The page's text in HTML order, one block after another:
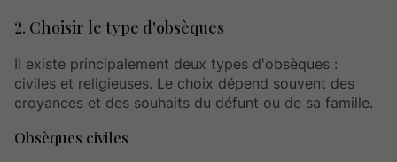
2. Choisir le type d'obsèques
Il existe principalement deux types d'obsèques :
civiles et religieuses. Le choix dépend souvent des
croyances et des souhaits du défunt ou de sa famille.
Obsèques civiles